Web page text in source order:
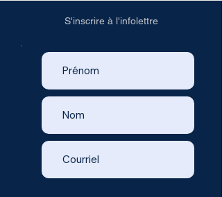
S'inscrire à l'infolettre